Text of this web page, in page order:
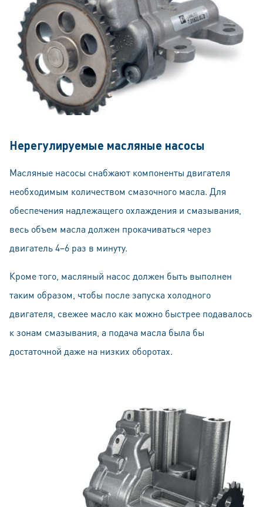
Нерегулируемые масляные насосы
Масляные насосы снабжают компоненты двигателя
необходимым количеством смазочного масла. Для
обеспечения надлежащего охлаждения и смазывания,
весь объем масла должен прокачиваться через
двигатель 4–6 раз в минуту.
Кроме того, масляный насос должен быть выполнен
таким образом, чтобы после запуска холодного
двигателя, свежее масло как можно быстрее подавалось
к зонам смазывания, а подача масла была бы
достаточной даже на низких оборотах.